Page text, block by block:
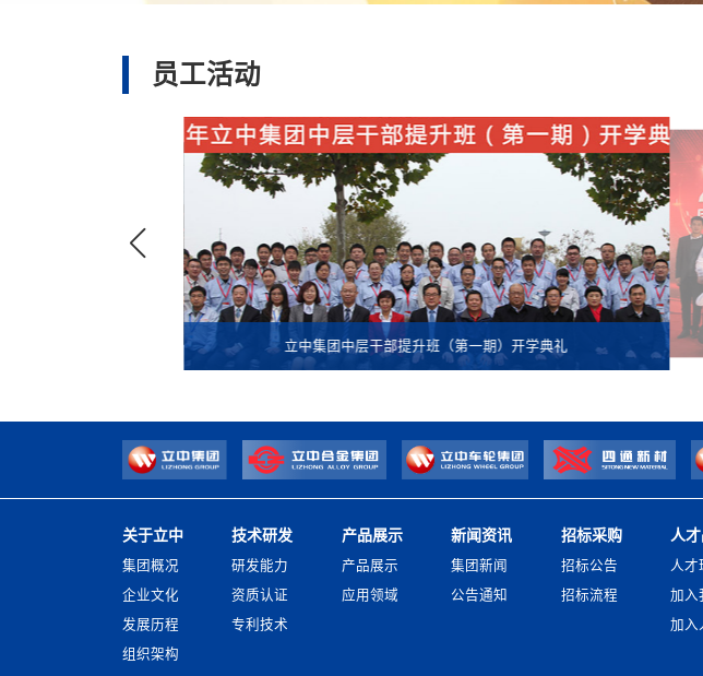
员工活动
立中集团中层干部提升班（第一期）开学典礼
关于立中
集团概况
企业文化
发展历程
组织架构
技术研发
研发能力
资质认证
专利技术
产品展示
产品展示
应用领域
新闻资讯
集团新闻
公告通知
招标采购
招标公告
招标流程
人
人才
加入
加入